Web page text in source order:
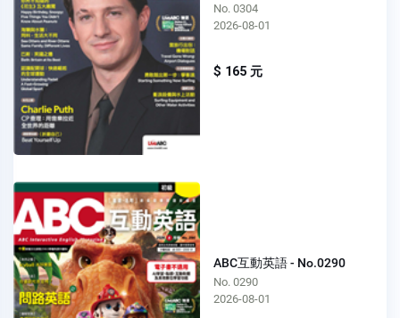
No. 0304
2026-08-01
$ 165 元
ABC互動英語 - No.0290
No. 0290
2026-08-01